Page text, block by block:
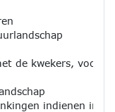
de kwekers,
indienen in